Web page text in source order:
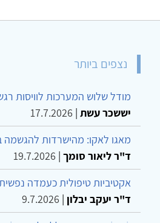
נצפים ביותר
מודל שלוש המערכות לוויסות
יששכר עשת|
17.7.2026
מאגו לאקו: מהישרדות להגשמה